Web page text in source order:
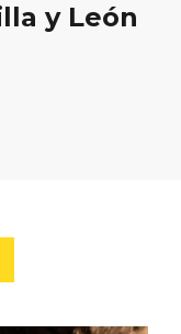
y León